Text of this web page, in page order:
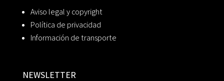
Aviso legal y copyright
Política de privacidad
Información de transporte
NEWSLETTER